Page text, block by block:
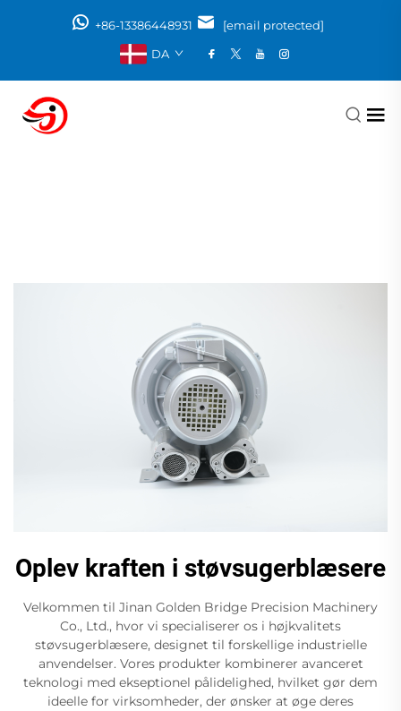
+86-13386448931
[email protected]
DA
Oplev kraften i støvsugerblæsere
Velkommen til Jinan Golden Bridge Precision Machinery
Co., Ltd., hvor vi specialiserer os i højkvalitets
støvsugerblæsere, designet til forskellige industrielle
anvendelser. Vores produkter kombinerer avanceret
teknologi med ekseptionel pålidelighed, hvilket gør dem
ideelle for virksomheder, der ønsker at øge deres